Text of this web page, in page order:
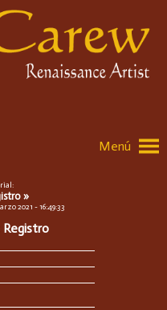
Menú
»
2021 - 16:49:33
Registro